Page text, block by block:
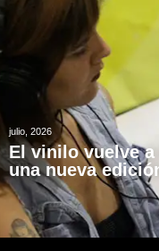
julio, 2026
El vinilo vuelve a
una nueva